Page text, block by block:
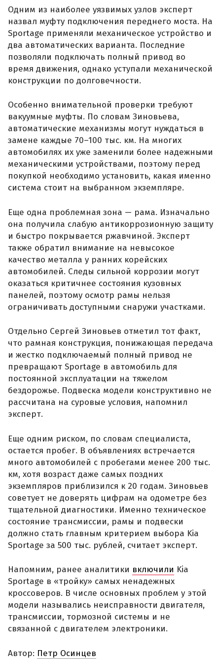
Одним из наиболее уязвимых узлов эксперт
назвал муфту подключения переднего моста. На
Sportage применяли механическое устройство и
два автоматических варианта. Последние
позволяли подключать полный привод во
время движения, однако уступали механической
конструкции по долговечности.
Особенно внимательной проверки требуют
вакуумные муфты. По словам Зиновьева,
автоматические механизмы могут нуждаться в
замене каждые 70–100 тыс. км. На многих
автомобилях их уже заменили более надежными
механическими устройствами, поэтому перед
покупкой необходимо установить, какая именно
система стоит на выбранном экземпляре.
Еще одна проблемная зона — рама. Изначально
она получила слабую антикоррозионную защиту
и быстро покрывается ржавчиной. Эксперт
также обратил внимание на невысокое
качество металла у ранних корейских
автомобилей. Следы сильной коррозии могут
оказаться критичнее состояния кузовных
панелей, поэтому осмотр рамы нельзя
ограничивать доступными снаружи участками.
Отдельно Сергей Зиновьев отметил тот факт,
что рамная конструкция, понижающая передача
и жестко подключаемый полный привод не
превращают Sportage в автомобиль для
постоянной эксплуатации на тяжелом
бездорожье. Подвеска модели конструктивно не
рассчитана на суровые условия, напомнил
эксперт.
Еще одним риском, по словам специалиста,
остается пробег. В объявлениях встречается
много автомобилей с пробегами менее 200 тыс.
км, хотя возраст даже самых поздних
экземпляров приблизился к 20 годам. Зиновьев
советует не доверять цифрам на одометре без
тщательной диагностики. Именно техническое
состояние трансмиссии, рамы и подвески
должно стать главным критерием выбора Kia
Sportage за 500 тыс. рублей, считает эксперт.
Напомним, ранее аналитики включили Kia
Sportage в «тройку» самых ненадежных
кроссоверов. В числе основных проблем у этой
модели назывались неисправности двигателя,
трансмиссии, тормозной системы и не
связанной с двигателем электроники.
Автор: Петр Осинцев